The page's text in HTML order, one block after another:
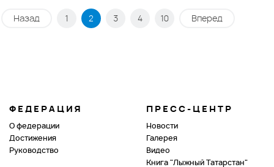
Назад 1 2 3 4 10 Вперед
ФЕДЕРАЦИЯ
О федерации
Достижения
Руководство
ПРЕСС-ЦЕНТР
Новости
Галерея
Видео
Книга "Лыжный Татарстан"